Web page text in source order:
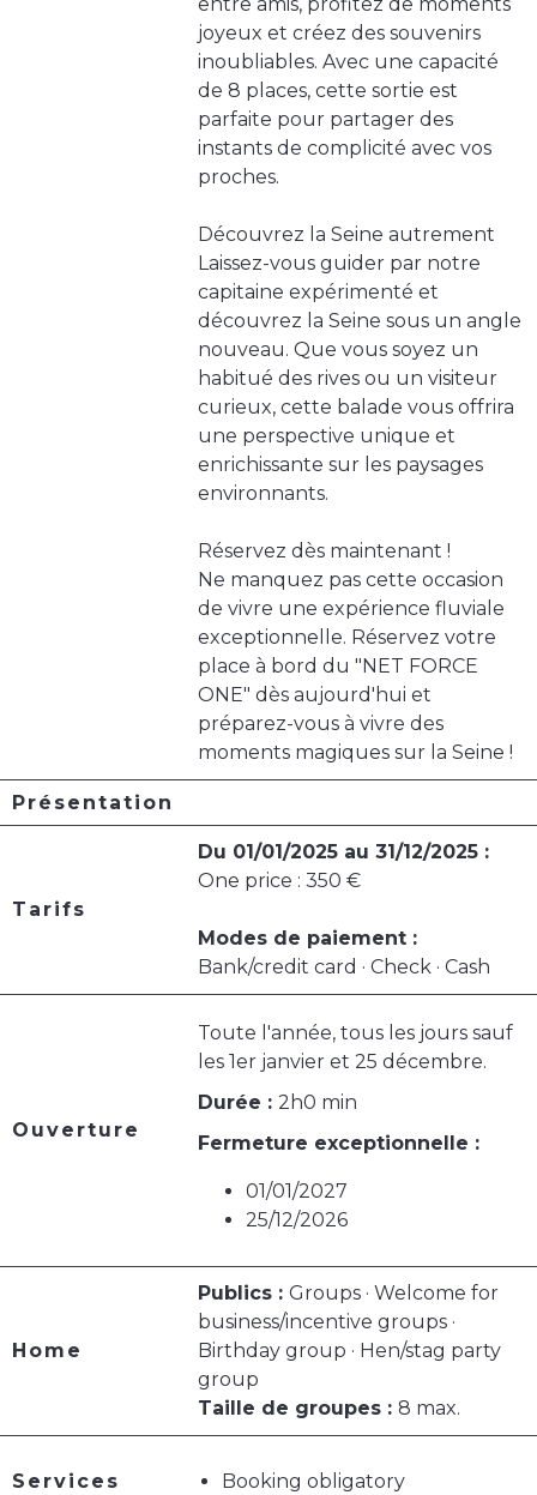
joyeux et créez des souvenirs
inoubliables. Avec une capacité
de 8 places, cette sortie est
parfaite pour partager des
instants de complicité avec vos
proches.
Découvrez la Seine autrement
Laissez-vous guider par notre
capitaine expérimenté et
découvrez la Seine sous un angle
nouveau. Que vous soyez un
habitué des rives ou un visiteur
curieux, cette balade vous offrira
une perspective unique et
enrichissante sur les paysages
environnants.
Réservez dès maintenant !
Ne manquez pas cette occasion
de vivre une expérience fluviale
exceptionnelle. Réservez votre
place à bord du "NET FORCE
ONE" dès aujourd'hui et
préparez-vous à vivre des
moments magiques sur la Seine !
Présentation
Tarifs
Du 01/01/2025 au 31/12/2025 :
One price : 350 €
Modes de paiement :
Bank/credit card · Check · Cash
Ouverture
Toute l'année, tous les jours sauf
les 1er janvier et 25 décembre.
Durée : 2h0 min
Fermeture exceptionnelle :
01/01/2027
25/12/2026
Home
Publics : Groups · Welcome for
business/incentive groups ·
Birthday group · Hen/stag party
group
Taille de groupes : 8 max.
Services Booking obligatory